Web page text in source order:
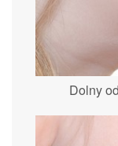
Dolny